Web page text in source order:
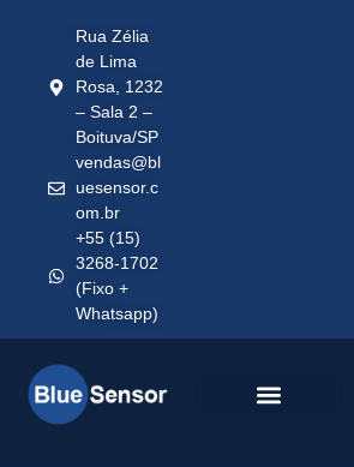
Rua Zélia
de Lima
Rosa, 1232
– Sala 2 –
Boituva/SP
vendas@bl
uesensor.c
om.br
+55 (15)
3268-1702
(Fixo +
Whatsapp)